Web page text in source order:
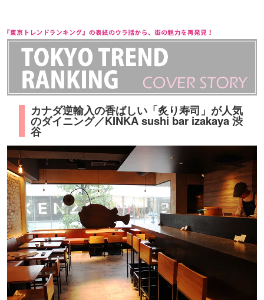
カナダ逆輸入の香ばしい「炙り寿司」が人気
のダイニング／KINKA sushi bar izakaya 渋
谷